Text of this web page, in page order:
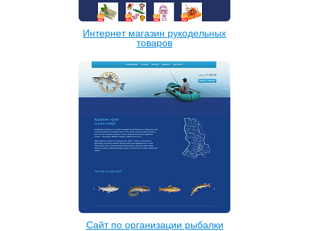
Интернет магазин рукодельных
товаров
Сайт по организации рыбалки